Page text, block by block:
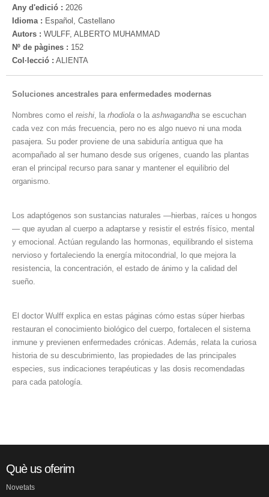
Any d'edició : 2026
Idioma : Español, Castellano
Autors : WULFF, ALBERTO MUHAMMAD
Nº de pàgines : 152
Col·lecció : ALIENTA
Soluciones ancestrales para enfermedades modernas
Nombres como el reishi, la rhodiola o la ashwagandha se escuchan
cada vez con más frecuencia, pero no es algo nuevo ni una moda
pasajera. Su poder proviene de una sabiduría antigua que ha
acompañado al ser humano desde sus orígenes, cuando las plantas
eran el principal recurso para sanar y mantener el equilibrio del
organismo.
Los adaptógenos son sustancias naturales —hierbas, raíces u hongos
— que ayudan al cuerpo a adaptarse y resistir el estrés físico, mental
y emocional. Actúan regulando las hormonas, equilibrando el sistema
nervioso y fortaleciendo la energía mitocondrial, lo que mejora la
resistencia, la concentración, el estado de ánimo y la calidad del
sueño.
El doctor Wulff explica en estas páginas cómo estas súper hierbas
restauran el conocimiento biológico del cuerpo, fortalecen el sistema
inmune y previenen enfermedades crónicas. Además, relata la curiosa
historia de su descubrimiento, las propiedades de las principales
especies, sus indicaciones terapéuticas y las dosis recomendadas
para cada patología.
Què us oferim
Novetats